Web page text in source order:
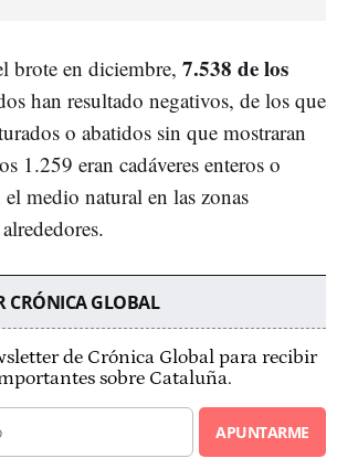
brote en diciembre, 7.538 de los
han resultado negativos, de los que
o abatidos sin que mostraran
1.259 eran cadáveres enteros o
medio natural en las zonas
CRÓNICA GLOBAL
de Crónica Global para recibir
sobre Cataluña.
APUNTARME